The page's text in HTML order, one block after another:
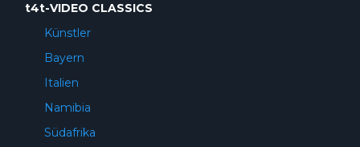
t4t-VIDEO CLASSICS
Künstler
Bayern
Italien
Namibia
Südafrika